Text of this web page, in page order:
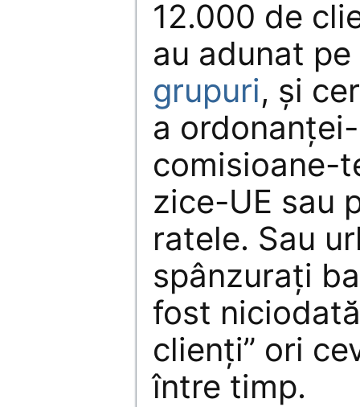
12.000 de
au adunat
grupuri, şi
a
comisioane-
zice-UE sau
ratele. Sau
spânzuraţi
fost
clienţi” ori
între timp.